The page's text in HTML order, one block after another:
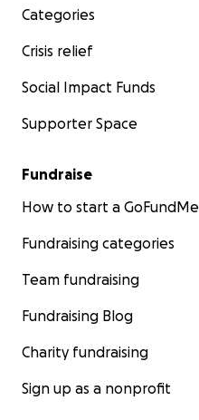
Categories
Crisis relief
Social Impact Funds
Supporter Space
Fundraise
How to start a GoFundMe
Fundraising categories
Team fundraising
Fundraising Blog
Charity fundraising
Sign up as a nonprofit